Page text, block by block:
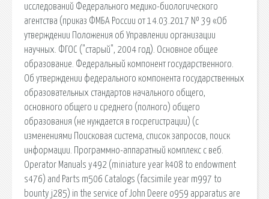
исследований Федерального медико-биологического
агентства (приказ ФМБА России от 14.03.2017 № 39 «Об
утверждении Положения об Управлении организации
научных. ФГОС ("старый", 2004 год). Основное общее
образование. Федеральный компонент государственного.
Об утверждении федерального компонента государственных
образовательных стандартов начального общего,
основного общего и среднего (полного) общего
образования (не нуждается в госрегистрации) (с
изменениями Поисковая сиcтема, список запросов, поиск
информации. Программно-аппаратный комплекс с веб.
Operator Manuals y492 (miniature year k408 to endowment
s476) and Parts m506 Catalogs (facsimile year m997 to
bounty j285) in the service of John Deere o959 apparatus are